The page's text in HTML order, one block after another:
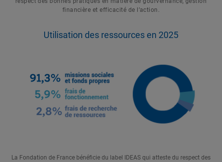
financière et efficacité de l’action.
Utilisation des ressources en 2025
La Fondation de France bénéficie du label IDEAS qui atteste du respect des